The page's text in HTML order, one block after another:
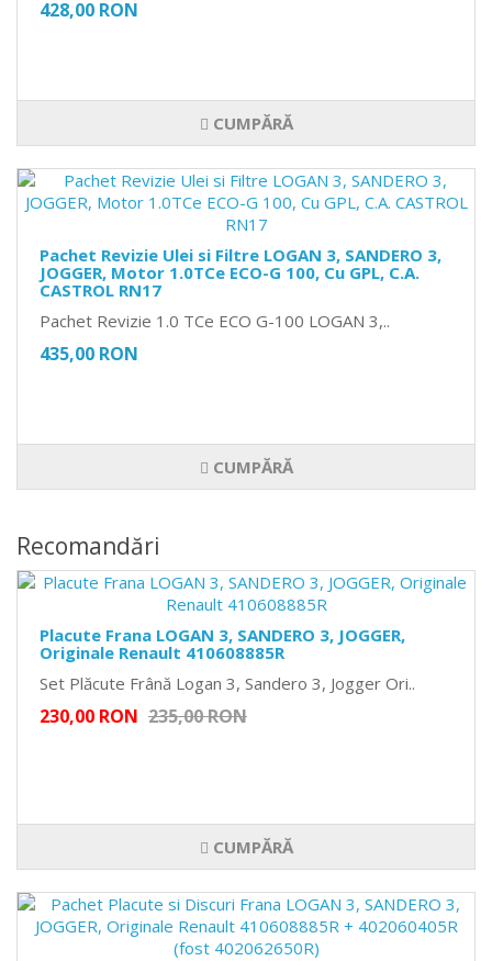
428,00 RON
CUMPĂRĂ
Pachet Revizie Ulei si Filtre LOGAN 3, SANDERO 3,
JOGGER, Motor 1.0TCe ECO-G 100, Cu GPL, C.A.
CASTROL RN17
Pachet Revizie 1.0 TCe ECO G-100 LOGAN 3,..
435,00 RON
CUMPĂRĂ
Recomandări
Placute Frana LOGAN 3, SANDERO 3, JOGGER,
Originale Renault 410608885R
Set Plăcute Frână Logan 3, Sandero 3, Jogger Ori..
230,00 RON 235,00 RON
CUMPĂRĂ